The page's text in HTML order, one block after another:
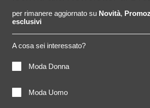
per rimanere aggiornato su Novità,
esclusivi
A cosa sei interessato?
Moda Donna
Moda Uomo